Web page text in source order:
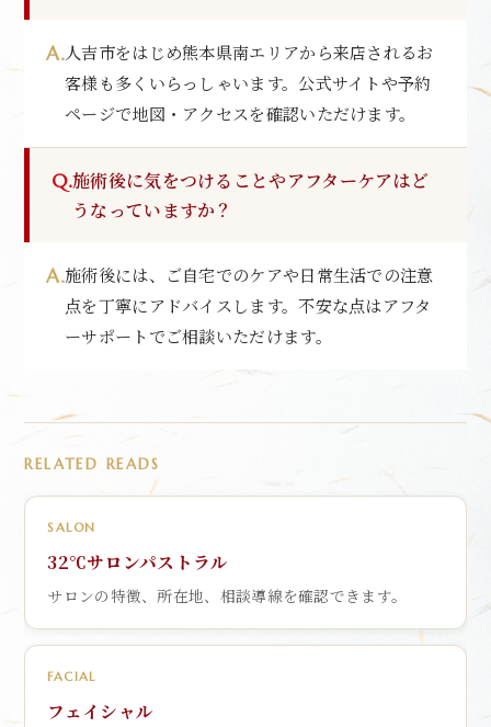
人吉市をはじめ熊本県南エリアから来店されるお
客様も多くいらっしゃいます。公式サイトや予約
ページで地図・アクセスを確認いただけます。
施術後に気をつけることやアフターケアはど
うなっていますか？
施術後には、ご自宅でのケアや日常生活での注意
点を丁寧にアドバイスします。不安な点はアフタ
ーサポートでご相談いただけます。
RELATED READS
SALON
32℃サロンパストラル
サロンの特徴、所在地、相談導線を確認できます。
FACIAL
フェイシャル